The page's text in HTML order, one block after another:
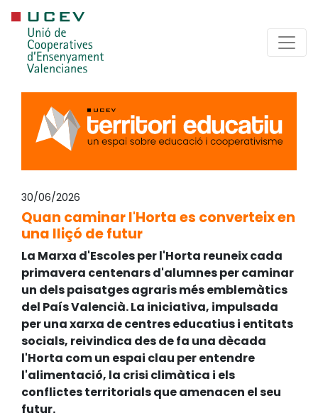
30/06/2026
Quan caminar l'Horta es converteix en
una lliçó de futur
La Marxa d'Escoles per l'Horta reuneix cada
primavera centenars d'alumnes per caminar
un dels paisatges agraris més emblemàtics
del País Valencià. La iniciativa, impulsada
per una xarxa de centres educatius i entitats
socials, reivindica des de fa una dècada
l'Horta com un espai clau per entendre
l'alimentació, la crisi climàtica i els
conflictes territorials que amenacen el seu
futur.